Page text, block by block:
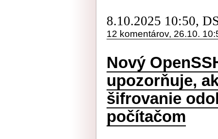
8.10.2025 10:50,
12 komentárov, 26.10.
Nový
upozorňuje,
šifrovanie
počítačom